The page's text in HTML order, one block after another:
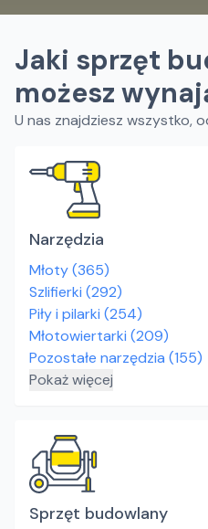
Jaki sprzęt
możesz
U nas znajdziesz wszystko,
Narzędzia
Młoty(365)
Szlifierki (292)
Piły i pilarki (254)
Młotowiertarki (209)
Pozostałe narzędzia (155)
Pokaż więcej
Sprzęt budowlany